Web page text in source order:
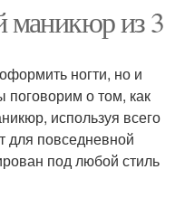
маникюр из 3
ногти, но и
поговорим о том, как
используя всего
для повседневной
под любой стиль